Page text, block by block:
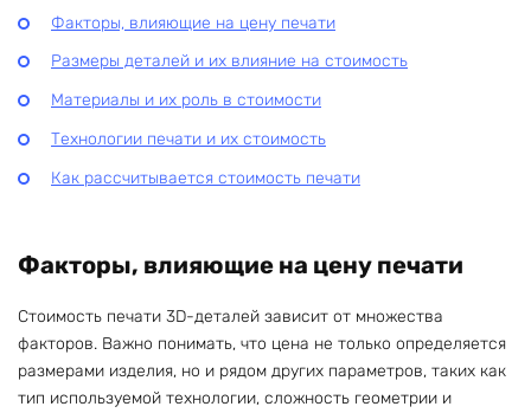
Факторы, влияющие на цену печати
Размеры деталей и их влияние на стоимость
Материалы и их роль в стоимости
Технологии печати и их стоимость
Как рассчитывается стоимость печати
Факторы, влияющие на цену печати
Стоимость печати 3D-деталей зависит от множества
факторов. Важно понимать, что цена не только определяется
размерами изделия, но и рядом других параметров, таких как
тип используемой технологии, сложность геометрии и